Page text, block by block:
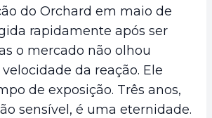
do Orchard em maio de
rapidamente após ser
o mercado não olhou
da reação. Ele
de exposição. Três anos,
sensível, é uma eternidade.